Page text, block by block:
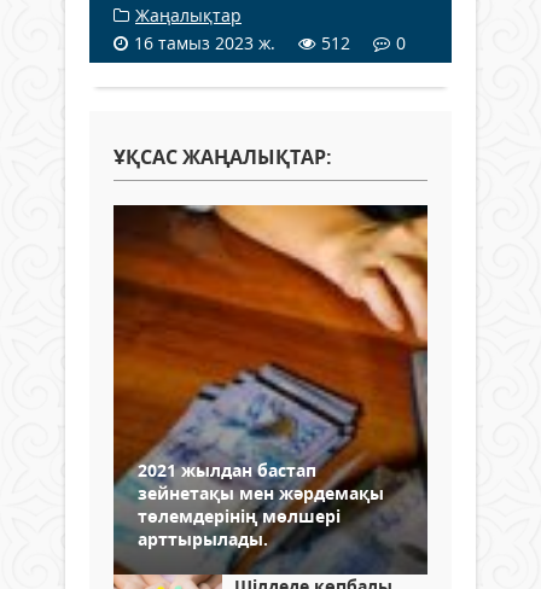
Жаңалықтар
16 тамыз 2023 ж.
512 0
ҰҚСАС ЖАҢАЛЫҚТАР:
2021 жылдан бастап
зейнетақы мен жәрдемақы
төлемдерінің мөлшері
арттырылады.